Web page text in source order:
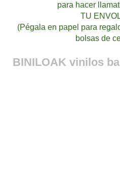
para hacer
TU
(Pégala en papel para
bolsas de
BINILOAK vinilos